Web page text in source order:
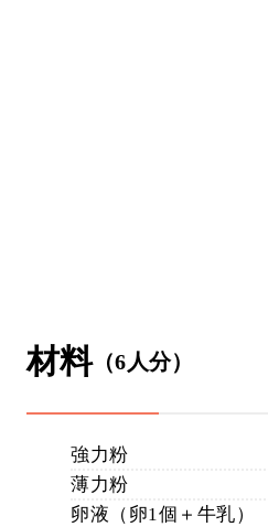
材料（6人分）
強力粉
薄力粉
卵液（卵1個＋牛乳）